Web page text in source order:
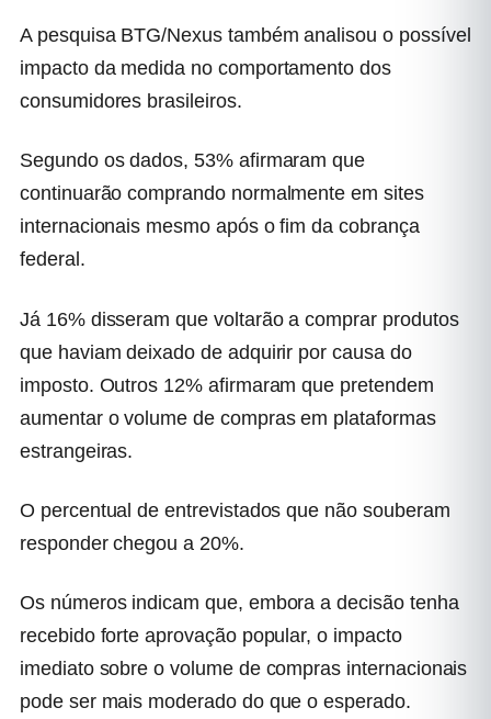
A pesquisa BTG/Nexus também analisou o possível
impacto da medida no comportamento dos
consumidores brasileiros.
Segundo os dados,53% afirmaram que
continuarão comprando normalmente em sites
internacionais mesmo após o fim da cobrança
federal.
Já 16% disseram que voltarão a comprar produtos
que haviam deixado de adquirir por causa do
imposto. Outros 12% afirmaram que pretendem
aumentar o volume de compras em plataformas
estrangeiras.
O percentual de entrevistados que não souberam
responder chegou a 20%.
Os números indicam que, embora a decisão tenha
recebido forte aprovação popular, o impacto
imediato sobre o volume de compras internacionais
pode ser mais moderado do que o esperado.